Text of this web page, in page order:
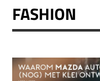
FASHION